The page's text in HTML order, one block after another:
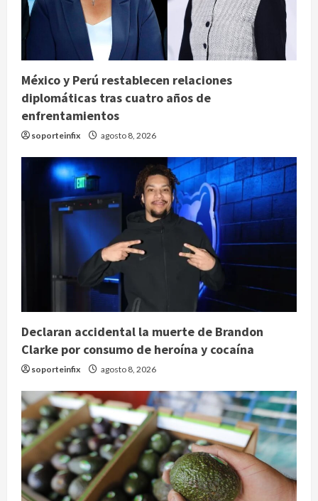
México y Perú restablecen relaciones
diplomáticas tras cuatro años de
enfrentamientos
soporteinfix agosto 8, 2026
Declaran accidental la muerte de Brandon
Clarke por consumo de heroína y cocaína
soporteinfix agosto 8, 2026